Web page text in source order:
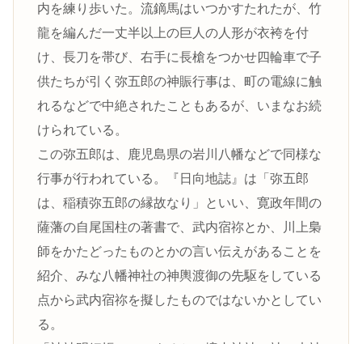
内を練り歩いた。流鏑馬はいつかすたれたが、竹
龍を編んだ一丈半以上の巨人の人形が衣袴を付
け、長刀を帯び、右手に長槍をつかせ四輪車で子
供たちが引く弥五郎の神賑行事は、町の電線に触
れるなどで中絶されたこともあるが、いまなお続
けられている。
この弥五郎は、鹿児島県の岩川八幡などで同様な
行事が行われている。『日向地誌』は「弥五郎
は、稲積弥五郎の縁故なり」といい、寛政年間の
薩藩の自尾国柱の著書で、武内宿祢とか、川上梟
師をかたどったものとかの言い伝えがあることを
紹介、みな八幡神社の神輿渡御の先駆をしている
点から武内宿祢を擬したものではないかとしてい
る。